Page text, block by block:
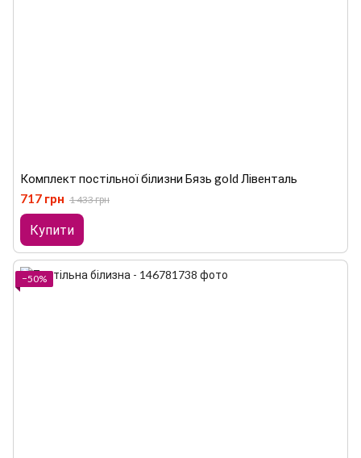
Комплект постільної білизни Бязь gold Лівенталь
717 грн 1 433 грн
Купити
−50%